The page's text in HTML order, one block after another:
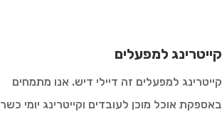
קייטרינג למפעלים
קייטרינג למפעלים זה דיילי דיש. אנו מתמחים
באספקת אוכל מוכן לעובדים וקייטרינג יומי כשר